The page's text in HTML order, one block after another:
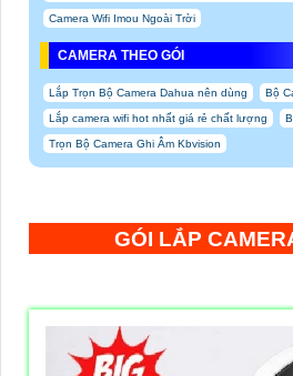
Camera Wifi Imou Ngoài Trời
CAMERA THEO GÓI
Lắp Trọn Bộ Camera Dahua nên dùng Bộ
Lắp camera wifi hot nhất giá rẻ chất lượng
Trọn Bộ Camera Ghi Âm Kbvision
GÓI LẮP